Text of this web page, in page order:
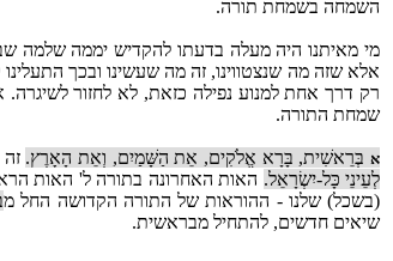
השמחה בשמחת תורה.
מי מאיתנו היה מעלה בדעתו להקדיש יממה שלמה
אלא שזה מה שנצטווינו, זה מה שעשינו ובכך
רק דרך אחת למנוע נפילה כזאת, לא לחזור
שמחת התורה.
אבְּרֵאשִׁית, בָּרָא אֱלֹקִים, אֵת הַשָּׁמַיִם, וְאֵת הָאָרֶץ.
לְעֵינֵי כָּל-יִשְׂרָאֵל. האות האחרונה בתורה ל' האות
(בשכל) שלנו - ההוראות של התורה הקדושה החל מ
שיאים חדשים, להתחיל מבראשית.